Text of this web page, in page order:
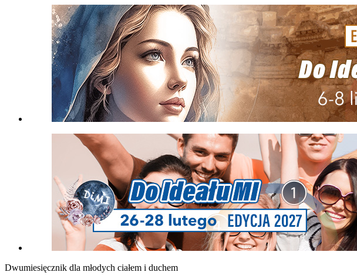
Dwumiesięcznik dla młodych ciałem i duchem